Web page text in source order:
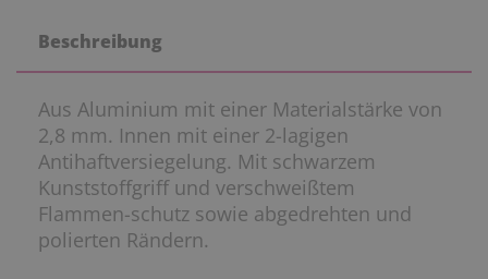
Beschreibung
Aus Aluminium mit einer Materialstärke von
2,8 mm. Innen mit einer 2-lagigen
Antihaftversiegelung. Mit schwarzem
Kunststoffgriff und verschweißtem
Flammen-schutz sowie abgedrehten und
polierten Rändern.